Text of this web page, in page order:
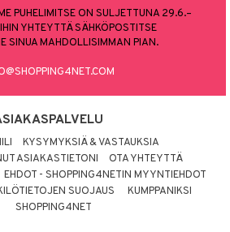
PUHELIMITSE ON SULJETTUNA 29.6.–
YHTEYTTÄ SÄHKÖPOSTITSE
SINUA MAHDOLLISIMMAN PIAN.
KYSYMYKSIÄ & VASTAUKSIA
ASIAKASTIETONI
OTA YHTEYTTÄ
EHDOT - SHOPPING4NETIN MYYNTIEHDOT
SUOJAUS
KUMPPANIKSI
SHOPPING4NET